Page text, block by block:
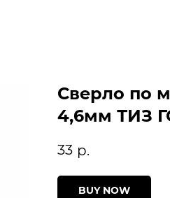
Сверло по
4,6мм ТИЗ
33 р.
BUY NOW